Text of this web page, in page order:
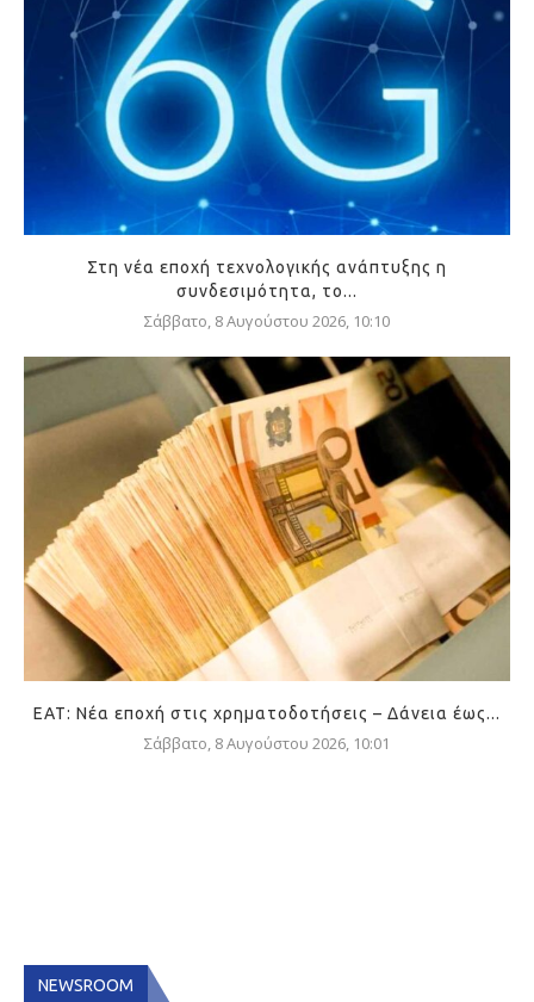
Στη νέα εποχή τεχνολογικής ανάπτυξης η
συνδεσιμότητα, το...
Σάββατο, 8 Αυγούστου 2026, 10:10
ΕΑΤ: Νέα εποχή στις χρηματοδοτήσεις – Δάνεια έως...
Σάββατο, 8 Αυγούστου 2026, 10:01
NEWSROOM